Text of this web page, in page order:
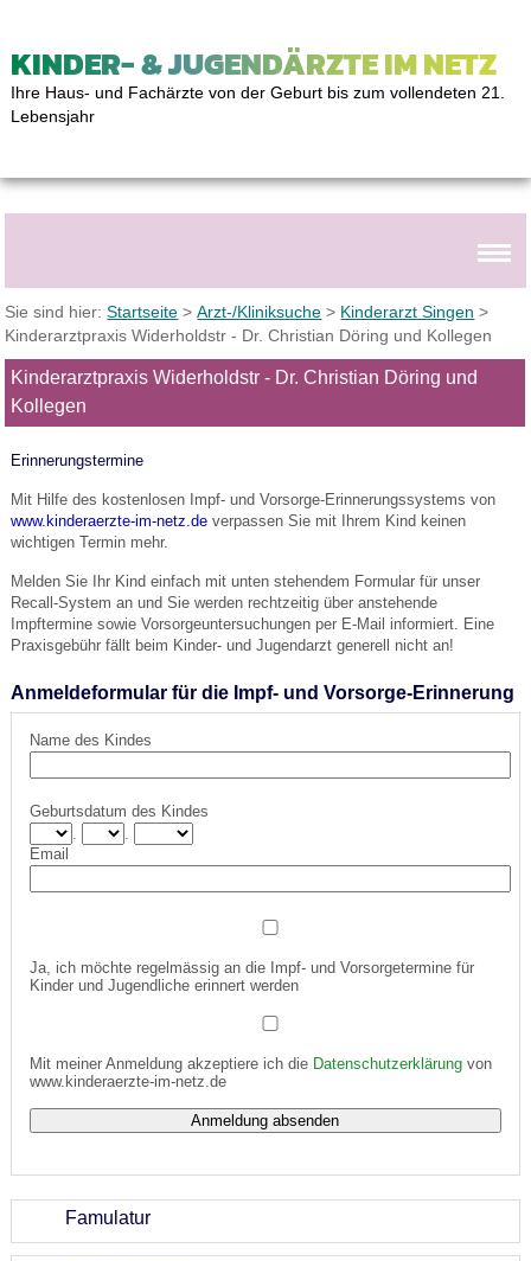
KINDER- & JUGENDÄRZTE IM NETZ
Ihre Haus- und Fachärzte von der Geburt bis zum vollendeten 21.
Lebensjahr
Sie sind hier:Startseite >Arzt-/Kliniksuche > Kinderarzt Singen >
Kinderarztpraxis Widerholdstr - Dr. Christian Döring und Kollegen
Kinderarztpraxis Widerholdstr - Dr. Christian Döring und
Kollegen
Erinnerungstermine
Mit Hilfe des kostenlosen Impf- und Vorsorge-Erinnerungssystems von
www.kinderaerzte-im-netz.deverpassen Sie mit Ihrem Kind keinen
wichtigen Termin mehr.
Melden Sie Ihr Kind einfach mit unten stehendem Formular für unser
Recall-System an und Sie werden rechtzeitig über anstehende
Impftermine sowie Vorsorgeuntersuchungen per E-Mail informiert. Eine
Praxisgebühr fällt beim Kinder- und Jugendarzt generell nicht an!
Anmeldeformular für die Impf- und Vorsorge-Erinnerung
Name des Kindes
Geburtsdatum des Kindes
Email
Ja, ich möchte regelmässig an die Impf- und Vorsorgetermine für
Kinder und Jugendliche erinnert werden
Mit meiner Anmeldung akzeptiere ich die Datenschutzerklärungvon
www.kinderaerzte-im-netz.de
Famulatur